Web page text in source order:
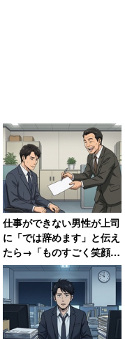
ェアリングエコノ
ない。まずは自分
月5万円ずつ稼いで
けいじめも
仕事ができない男性が上司
に「では辞めます」と伝え
たら→「ものすごく笑顔に
なって、その場で退職届を
書かされました」